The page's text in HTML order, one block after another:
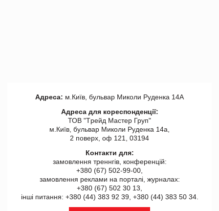
Адреса: м.Київ, бульвар Миколи Руденка 14А
Адреса для кореспонденції:
ТОВ "Tрейд Мастер Груп"
м.Київ, бульвар Миколи Руденка 14а,
2 поверх, оф 121, 03194
Контакти для:
замовлення треннгів, конференцій:
+380 (67) 502-99-00,
замовлення реклами на порталі, журналах:
+380 (67) 502 30 13,
інші питання: +380 (44) 383 92 39, +380 (44) 383 50 34.